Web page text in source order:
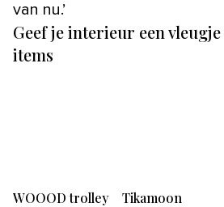
van nu.’
Geef je interieur een
items
WOOOD trolley
Tikamoon